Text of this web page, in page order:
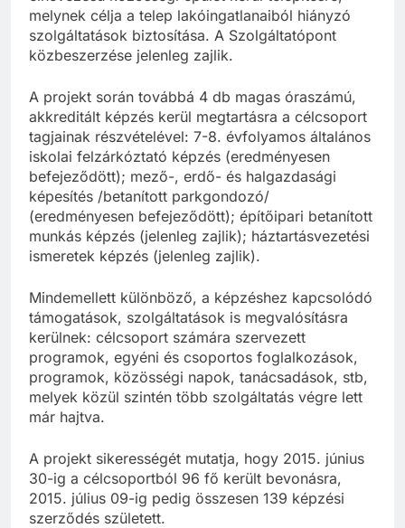
melynek célja a telep lakóingatlanaiból hiányzó
szolgáltatások biztosítása. A Szolgáltatópont
közbeszerzése jelenleg zajlik.
A projekt során továbbá 4 db magas óraszámú,
akkreditált képzés kerül megtartásra a célcsoport
tagjainak részvételével: 7-8. évfolyamos általános
iskolai felzárkóztató képzés (eredményesen
befejeződött); mező-, erdő- és halgazdasági
képesítés /betanított parkgondozó/
(eredményesen befejeződött); építőipari betanított
munkás képzés (jelenleg zajlik); háztartásvezetési
ismeretek képzés (jelenleg zajlik).
Mindemellett különböző, a képzéshez kapcsolódó
támogatások, szolgáltatások is megvalósításra
kerülnek: célcsoport számára szervezett
programok, egyéni és csoportos foglalkozások,
programok, közösségi napok, tanácsadások, stb,
melyek közül szintén több szolgáltatás végre lett
már hajtva.
A projekt sikerességét mutatja, hogy 2015. június
30-ig a célcsoportból 96 fő került bevonásra,
2015. július 09-ig pedig összesen 139 képzési
szerződés született.